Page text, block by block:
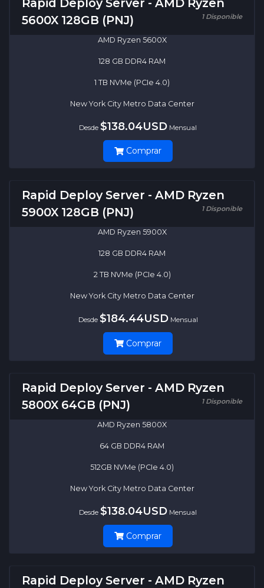
Rapid Deploy Server - AMD Ryzen
5600X 128GB (PNJ)
1 Disponible
AMD Ryzen 5600X
128 GB DDR4 RAM
1 TB NVMe (PCIe 4.0)
New York City Metro Data Center
Desde $138.04USD Mensual
Comprar
Rapid Deploy Server - AMD Ryzen
5900X 128GB (PNJ)
1 Disponible
AMD Ryzen 5900X
128 GB DDR4 RAM
2 TB NVMe (PCIe 4.0)
New York City Metro Data Center
Desde $184.44USDMensual
Comprar
Rapid Deploy Server - AMD Ryzen
5800X 64GB (PNJ)
1 Disponible
AMD Ryzen 5800X
64 GB DDR4 RAM
512GB NVMe (PCIe 4.0)
New York City Metro Data Center
Desde $138.04USD Mensual
Comprar
Rapid Deploy Server - AMD Ryzen